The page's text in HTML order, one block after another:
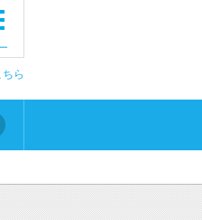
ら